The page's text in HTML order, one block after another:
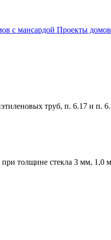
с мансардой Проекты
труб, п. 6.17 и п.
при толщине стекла 3 мм, 1,0 м